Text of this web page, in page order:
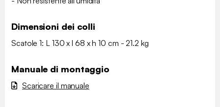
Dimensioni dei colli
Scatole 1: L 130 x l 68 x h 10 cm - 21.2 kg
Manuale di montaggio
Scaricare il manuale